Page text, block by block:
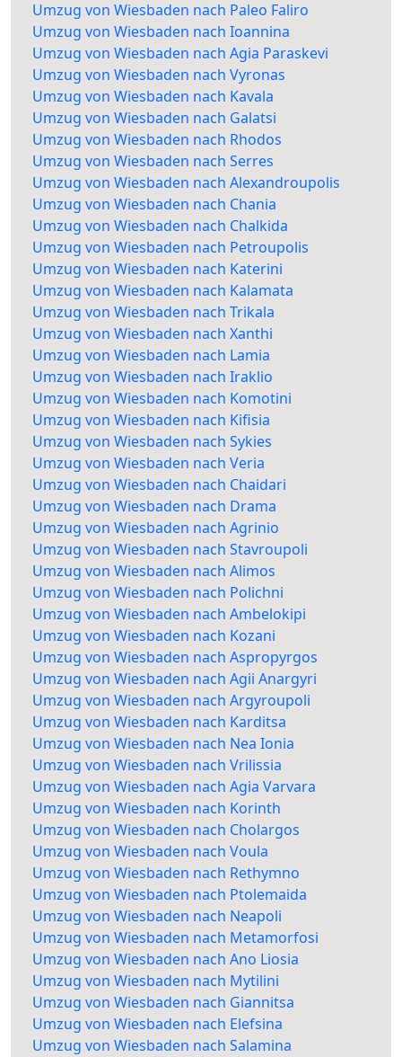
Umzug von Wiesbaden nach Paleo Faliro
Umzug von Wiesbaden nach Ioannina
Umzug von Wiesbaden nach Agia Paraskevi
Umzug von Wiesbaden nach Vyronas
Umzug von Wiesbaden nach Kavala
Umzug von Wiesbaden nach Galatsi
Umzug von Wiesbaden nach Rhodos
Umzug von Wiesbaden nach Serres
Umzug von Wiesbaden nach Alexandroupolis
Umzug von Wiesbaden nach Chania
Umzug von Wiesbaden nach Chalkida
Umzug von Wiesbaden nach Petroupolis
Umzug von Wiesbaden nach Katerini
Umzug von Wiesbaden nach Kalamata
Umzug von Wiesbaden nach Trikala
Umzug von Wiesbaden nach Xanthi
Umzug von Wiesbaden nach Lamia
Umzug von Wiesbaden nach Iraklio
Umzug von Wiesbaden nach Komotini
Umzug von Wiesbaden nach Kifisia
Umzug von Wiesbaden nach Sykies
Umzug von Wiesbaden nach Veria
Umzug von Wiesbaden nach Chaidari
Umzug von Wiesbaden nach Drama
Umzug von Wiesbaden nach Agrinio
Umzug von Wiesbaden nach Stavroupoli
Umzug von Wiesbaden nach Alimos
Umzug von Wiesbaden nach Polichni
Umzug von Wiesbaden nach Ambelokipi
Umzug von Wiesbaden nach Kozani
Umzug von Wiesbaden nach Aspropyrgos
Umzug von Wiesbaden nach Agii Anargyri
Umzug von Wiesbaden nach Argyroupoli
Umzug von Wiesbaden nach Karditsa
Umzug von Wiesbaden nach Nea Ionia
Umzug von Wiesbaden nach Vrilissia
Umzug von Wiesbaden nach Agia Varvara
Umzug von Wiesbaden nach Korinth
Umzug von Wiesbaden nach Cholargos
Umzug von Wiesbaden nach Voula
Umzug von Wiesbaden nach Rethymno
Umzug von Wiesbaden nach Ptolemaida
Umzug von Wiesbaden nach Neapoli
Umzug von Wiesbaden nach Metamorfosi
Umzug von Wiesbaden nach Ano Liosia
Umzug von Wiesbaden nach Mytilini
Umzug von Wiesbaden nach Giannitsa
Umzug von Wiesbaden nach Elefsina
Umzug von Wiesbaden nach Salamina